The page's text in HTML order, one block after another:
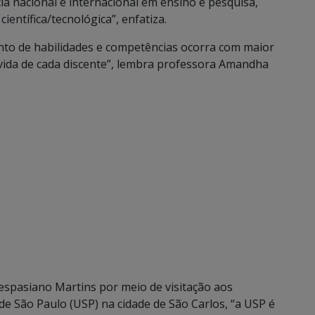
tecnológica”, enfatiza.
de habilidades e competências ocorra com maior
de cada discente”, lembra professora Amandha
Martins por meio de visitação aos
Paulo (USP) na cidade de São Carlos, “a USP é